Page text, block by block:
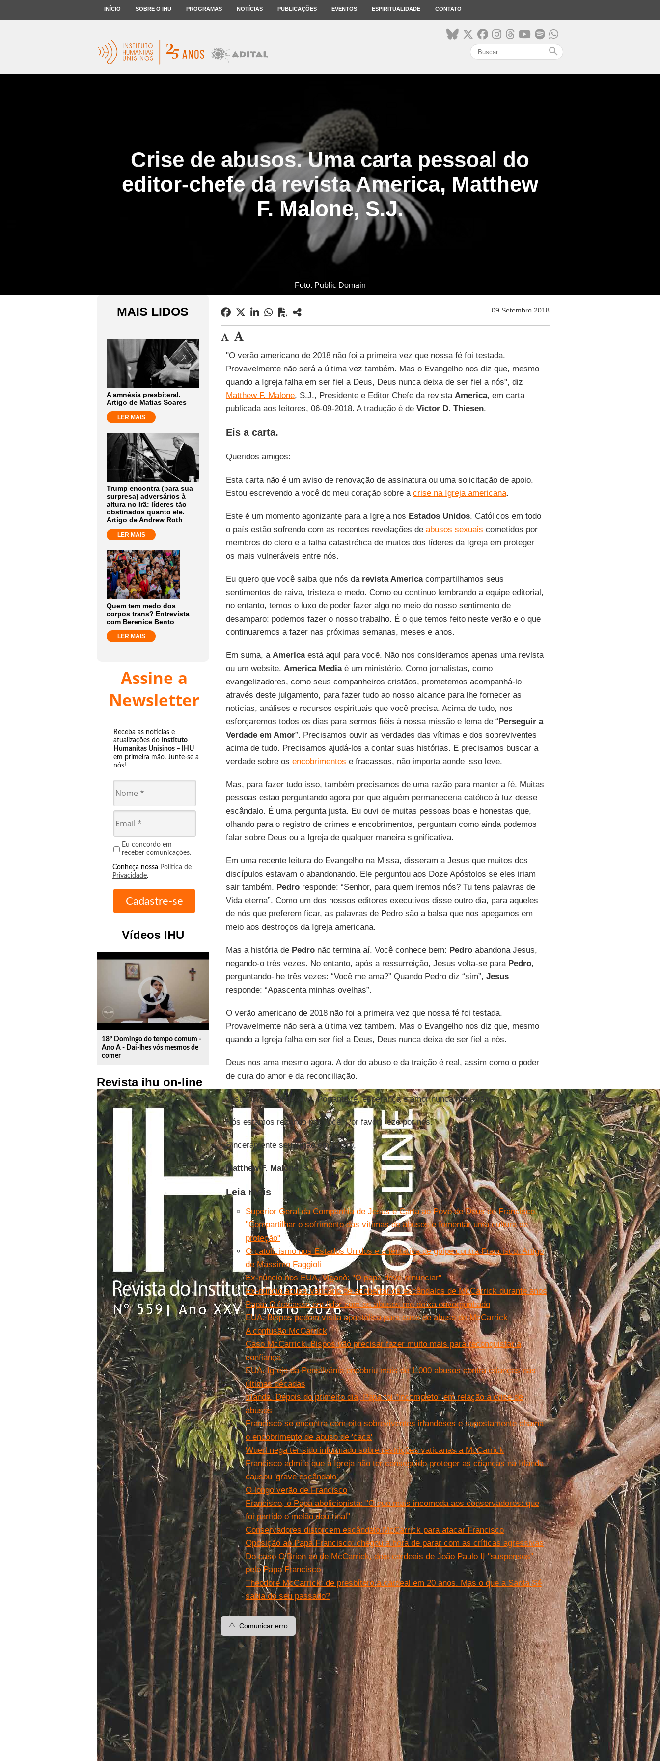
INÍCIO SOBRE O IHU PROGRAMAS NOTÍCIAS PUBLICAÇÕES EVENTOS ESPIRITUALIDADE CONTATO
search
Crise de abusos. Uma carta pessoal do
editor-chefe da revista America, Matthew
F. Malone, S.J.
Foto: Public Domain
MAIS LIDOS
A amnésia presbiteral.
Artigo de Matias Soares
LER MAIS
Trump encontra (para sua
surpresa) adversários à
altura no Irã: líderes tão
obstinados quanto ele.
Artigo de Andrew Roth
LER MAIS
Quem tem medo dos
corpos trans? Entrevista
com Berenice Bento
LER MAIS
Assine a
Newsletter
Receba as notícias e
atualizações do Instituto
Humanitas Unisinos – IHU
em primeira mão. Junte-se a
nós!
Eu concordo em
receber comunicações.
Conheça nossa Política de
Privacidade.
Vídeos IHU
play_circle_outline
18º Domingo do tempo comum -
Ano A - Dai-lhes vós mesmos de
comer
Revista ihu on-line
09 Setembro 2018
"O verão americano de 2018 não foi a primeira vez que nossa fé foi testada.
Provavelmente não será a última vez também. Mas o Evangelho nos diz que, mesmo
quando a Igreja falha em ser fiel a Deus, Deus nunca deixa de ser fiel a nós", diz
Matthew F. Malone, S.J., Presidente e Editor Chefe da revista America, em carta
publicada aos leitores, 06-09-2018. A tradução é de Victor D. Thiesen.
Eis a carta.
Queridos amigos:
Esta carta não é um aviso de renovação de assinatura ou uma solicitação de apoio.
Estou escrevendo a você do meu coração sobre a crise na Igreja americana.
Este é um momento agonizante para a Igreja nos Estados Unidos. Católicos em todo
o país estão sofrendo com as recentes revelações de abusos sexuais cometidos por
membros do clero e a falha catastrófica de muitos dos líderes da Igreja em proteger
os mais vulneráveis entre nós.
Eu quero que você saiba que nós da revista Americacompartilhamos seus
sentimentos de raiva, tristeza e medo. Como eu continuo lembrando a equipe editorial,
no entanto, temos o luxo de poder fazer algo no meio do nosso sentimento de
desamparo: podemos fazer o nosso trabalho. É o que temos feito neste verão e o que
continuaremos a fazer nas próximas semanas, meses e anos.
Em suma, a Americaestá aqui para você. Não nos consideramos apenas uma revista
ou um website. America Mediaé um ministério. Como jornalistas, como
evangelizadores, como seus companheiros cristãos, prometemos acompanhá-lo
através deste julgamento, para fazer tudo ao nosso alcance para lhe fornecer as
notícias, análises e recursos espirituais que você precisa. Acima de tudo, nos
esforçaremos todos os dias para sermos fiéis à nossa missão e lema de “Perseguir a
Verdade em Amor”. Precisamos ouvir as verdades das vítimas e dos sobreviventes
acima de tudo. Precisamos ajudá-los a contar suas histórias. E precisamos buscar a
verdade sobre os encobrimentos e fracassos, não importa aonde isso leve.
Mas, para fazer tudo isso, também precisamos de uma razão para manter a fé. Muitas
pessoas estão perguntando agora por que alguém permaneceria católico à luz desse
escândalo. É uma pergunta justa. Eu ouvi de muitas pessoas boas e honestas que,
olhando para o registro de crimes e encobrimentos, perguntam como ainda podemos
falar sobre Deus ou a Igreja de qualquer maneira significativa.
Em uma recente leitura do Evangelho na Missa, disseram a Jesus que muitos dos
discípulos estavam o abandonando. Ele perguntou aos Doze Apóstolos se eles iriam
sair também. Pedroresponde: “Senhor, para quem iremos nós? Tu tens palavras de
Vida eterna”. Como um dos nossos editores executivos disse outro dia, para aqueles
de nós que preferem ficar, as palavras de Pedro são a balsa que nos apegamos em
meio aos destroços da Igreja americana.
Mas a história de Pedronão termina aí. Você conhece bem: Pedroabandona Jesus,
negando-o três vezes. No entanto, após a ressurreição, Jesus volta-se para Pedro,
perguntando-lhe três vezes: “Você me ama?” Quando Pedro diz “sim”, Jesus
responde: “Apascenta minhas ovelhas”.
O verão americano de 2018 não foi a primeira vez que nossa fé foi testada.
Provavelmente não será a última vez também. Mas o Evangelho nos diz que, mesmo
quando a Igreja falha em ser fiel a Deus, Deus nunca deixa de ser fiel a nós.
Deus nos ama mesmo agora. A dor do abuso e da traição é real, assim como o poder
de cura do amor e da reconciliação.
Jesus Cristo ainda vive. Portanto fé, esperança e amor nunca morrerão.
Nós estamos rezando por você. Por favor, reze por nós.
Sinceramente seu irmão em Cristo,
Matthew F. Malone, S.J.
Leia mais
Superior Geral da Companhia de Jesus e Carta ao Povo de Deus de Francisco.
"Compartilhar o sofrimento das vítimas de abusos e fomentar uma cultura de
proteção"
O catolicismo nos Estados Unidos e a tentativa de golpe contra Francisco. Artigo
de Massimo Faggioli
Ex-núncio nos EUA, Viganò: ''O papa deve renunciar''
Ex-núncio acusa Vaticano de acobertar os escândalos de McCarrick durante anos
Papa: O fracasso em lidar com os abusos me deixa envergonhado
EUA. Bispos pedem visita apostólica para caso de abuso de McCarrick
A confusão McCarrick
Caso McCarrick. Bispos vão precisar fazer muito mais para reconquistar a
confiança
EUA. Igreja da Pensilvânia encobriu mais de 1.000 abusos contra crianças nas
últimas décadas
Irlanda. Depois do primeiro dia, Papa foi "incompleto" em relação a crise de
abusos
Francisco se encontra com oito sobreviventes irlandeses e supostamente chama
o encobrimento de abuso de 'caca'
Wuerl nega ter sido informado sobre restrições vaticanas a McCarrick
Francisco admite que a Igreja não ter conseguido proteger as crianças na Irlanda
causou 'grave escândalo'
O longo verão de Francisco
Francisco, o Papa abolicionista: "O que mais incomoda aos conservadores: que
foi partido o melão doutrinal"
Conservadores distorcem escândalo McCarrick para atacar Francisco
Oposição ao Papa Francisco: chegou a hora de parar com as críticas agressivas
Do caso O’Brien ao de McCarrick, dois cardeais de João Paulo II ''suspensos''
pelo Papa Francisco
Theodore McCarrick: de presbítero a cardeal em 20 anos. Mas o que a Santa Sé
sabia do seu passado?
⚠️ Comunicar erro